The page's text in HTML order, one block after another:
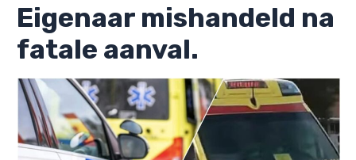
Eigenaar mishandeld na
fatale aanval.